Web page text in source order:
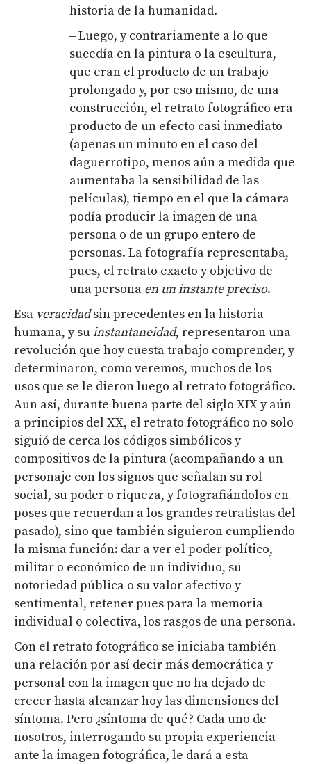
historia de la humanidad.
‒ Luego, y contrariamente a lo que
sucedía en la pintura o la escultura,
que eran el producto de un trabajo
prolongado y, por eso mismo, de una
construcción, el retrato fotográfico era
producto de un efecto casi inmediato
(apenas un minuto en el caso del
daguerrotipo, menos aún a medida que
aumentaba la sensibilidad de las
películas), tiempo en el que la cámara
podía producir la imagen de una
persona o de un grupo entero de
personas. La fotografía representaba,
pues, el retrato exacto y objetivo de
una persona en un instante preciso.
Esa veracidadsin precedentes en la historia
humana, y suinstantaneidad, representaron una
revolución que hoy cuesta trabajo comprender, y
determinaron, como veremos, muchos de los
usos que se le dieron luego al retrato fotográfico.
Aun así, durante buena parte del siglo XIX y aún
a principios del XX, el retrato fotográfico no solo
siguió de cerca los códigos simbólicos y
compositivos de la pintura (acompañando a un
personaje con los signos que señalan su rol
social, su poder o riqueza, y fotografiándolos en
poses que recuerdan a los grandes retratistas del
pasado), sino que también siguieron cumpliendo
la misma función: dar a ver el poder político,
militar o económico de un individuo, su
notoriedad pública o su valor afectivo y
sentimental, retener pues para la memoria
individual o colectiva, los rasgos de una persona.
Con el retrato fotográfico se iniciaba también
una relación por así decir más democrática y
personal con la imagen que no ha dejado de
crecer hasta alcanzar hoy las dimensiones del
síntoma. Pero ¿síntoma de qué? Cada uno de
nosotros, interrogando su propia experiencia
ante la imagen fotográfica, le dará a esta